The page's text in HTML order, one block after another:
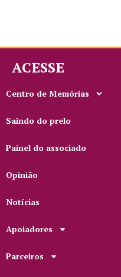
ACESSE
Centro de Memórias
Saindo do prelo
Painel do associado
Opinião
Notícias
Apoiadores
Parceiros